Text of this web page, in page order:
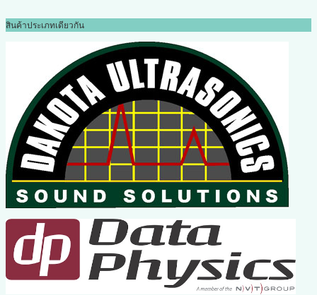
สินค้าประเภทเดียวกัน